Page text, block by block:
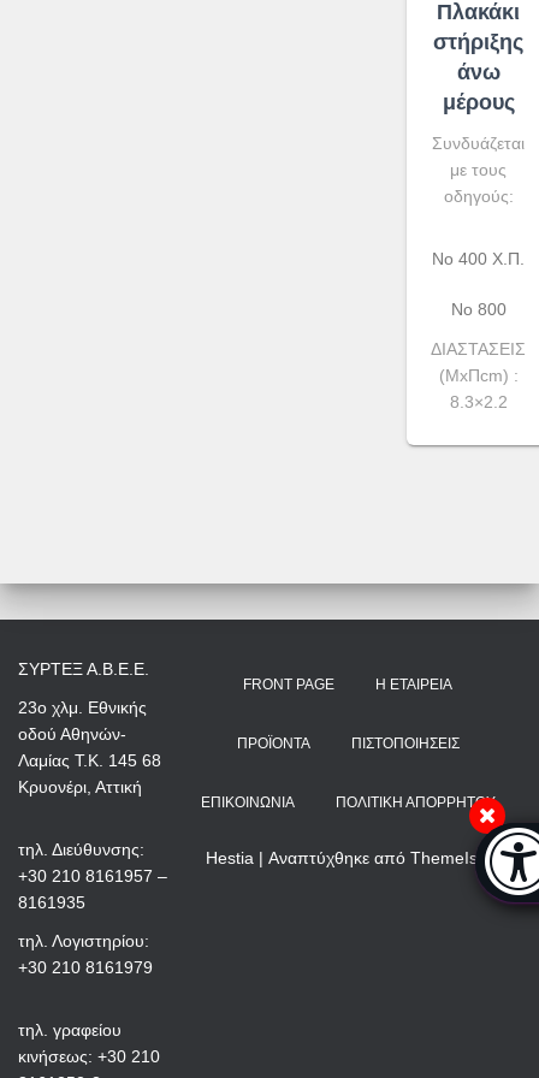
Πλακάκι
στήριξης
άνω
μέρους
Συνδυάζεται
με τους
οδηγούς:
Νο 400 Χ.Π.
Νο 800
ΔΙΑΣΤΑΣΕΙΣ
(ΜxΠcm) :
8.3×2.2
ΣΥΡΤΕΞ Α.Β.Ε.Ε.
23ο χλμ. Εθνικής
οδού Αθηνών-
Λαμίας Τ.Κ. 145 68
Κρυονέρι, Αττική
τηλ. Διεύθυνσης:
+30 210 8161957 –
8161935
τηλ. Λογιστηρίου:
+30 210 8161979
τηλ. γραφείου
κινήσεως: +30 210
FRONT PAGE Η ΕΤΑΙΡΕΊΑ
ΠΡΟΪΌΝΤΑ ΠΙΣΤΟΠΟΙΉΣΕΙΣ
ΕΠΙΚΟΙΝΩΝΊΑ ΠΟΛΙΤΙΚΉ ΑΠΟΡΡΉΤΟΥ
Hestia | Αναπτύχθηκε από ThemeIsle